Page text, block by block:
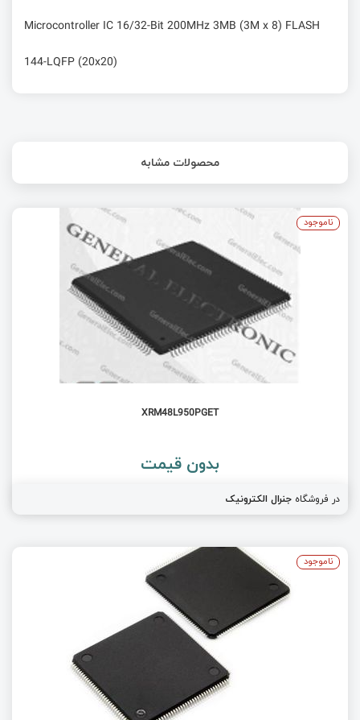
Microcontroller IC 16/32-Bit 200MHz 3MB (3M x 8) FLASH
144-LQFP (20x20)
محصولات مشابه
XRM48L950PGET
بدون قیمت
در فروشگاه جنرال الکترونیک
ناموجود
ناموجود